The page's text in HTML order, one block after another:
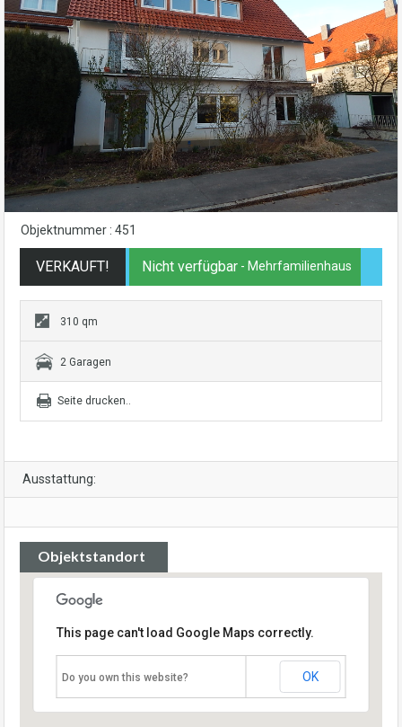
Objektnummer : 451
VERKAUFT! Nicht verfügbar - Mehrfamilienhaus
310 qm
2 Garagen
Seite drucken..
Ausstattung:
Objektstandort
This page can't load Google Maps correctly.
Do you own this website? OK